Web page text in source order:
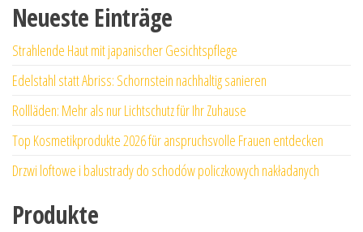
Neueste Einträge
Strahlende Haut mit japanischer Gesichtspflege
Edelstahl statt Abriss: Schornstein nachhaltig sanieren
Rollläden: Mehr als nur Lichtschutz für Ihr Zuhause
Top Kosmetikprodukte 2026 für anspruchsvolle Frauen entdecken
Drzwi loftowe i balustrady do schodów policzkowych nakładanych
Produkte